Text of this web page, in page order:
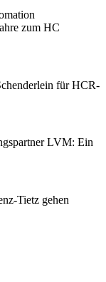
zum HC
für HCR-
LVM: Ein
Tietz gehen